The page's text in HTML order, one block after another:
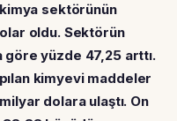
sektörünün
oldu. Sektörün
göre yüzde 47,25 arttı.
kimyevi maddeler
dolara ulaştı. On